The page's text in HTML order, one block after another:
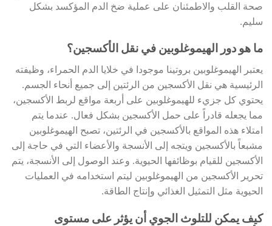
صحة القلب والاطمئنان على عملية ضخ الدم المؤكسد بشكل
سليم.
ما هو دور الهيموغلوبين في نقل الأكسجين؟
يعتبر الهيموغلوبين بروتينا موجودا في خلايا الدم الحمراء، وظيفته
الرئيسية هي نقل الأكسجين من الرئتين إلى جميع أنحاء الجسم.
يحتوي كل جزيء للهيموغلوبين على أربعة مواقع لربط الأكسجين،
مما يجعله قادراً على حمل الأكسجين بشكل فعال. عندما يتم
امتلاء هذه المواقع بالأكسجين في الرئتين، تصبح الهيموغلوبين
مشبعاً بالأكسجين ويتجه إلى الأنسجة والأعضاء التي في حاجة إلى
الأكسجين للقيام بوظائفها الحيوية. وعند الوصول إلى الأنسجة، يتم
تحرير الأكسجين من الهيموغلوبين ليتم استخدامه في العمليات
الحيوية مثل التمثيل الغذائي وإنتاج الطاقة.
كيف يمكن للتلوث الجوي أن يؤثر على مستوى